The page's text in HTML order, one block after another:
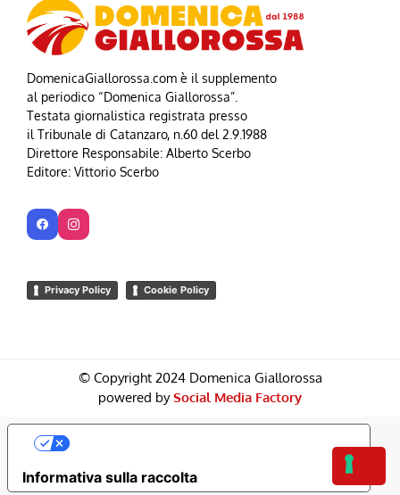
DomenicaGiallorossa.com è il supplemento
al periodico “Domenica Giallorossa”.
Testata giornalistica registrata presso
il Tribunale di Catanzaro, n.60 del 2.9.1988
Direttore Responsabile: Alberto Scerbo
Editore: Vittorio Scerbo
Privacy Policy Cookie Policy
© Copyright 2024 Domenica Giallorossa
powered bySocial Media Factory
Informativa sulla raccolta
Le Tue Preferenze Relative Alla Privacy